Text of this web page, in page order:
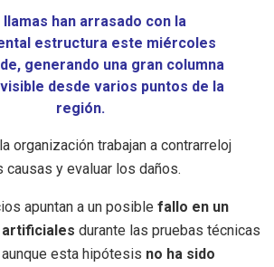
llamas han arrasado con la
estructura este miércoles
generando una gran columna
desde varios puntos de la
región.
organización trabajan a contrarreloj
causas y evaluar los daños.
apuntan a un posible fallo en un
durante las pruebas técnicas
esta hipótesis no ha sido